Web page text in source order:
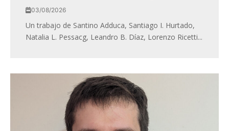
03/08/2026
Un trabajo de Santino Adduca, Santiago I. Hurtado,
Natalia L. Pessacg, Leandro B. Díaz, Lorenzo Ricetti...